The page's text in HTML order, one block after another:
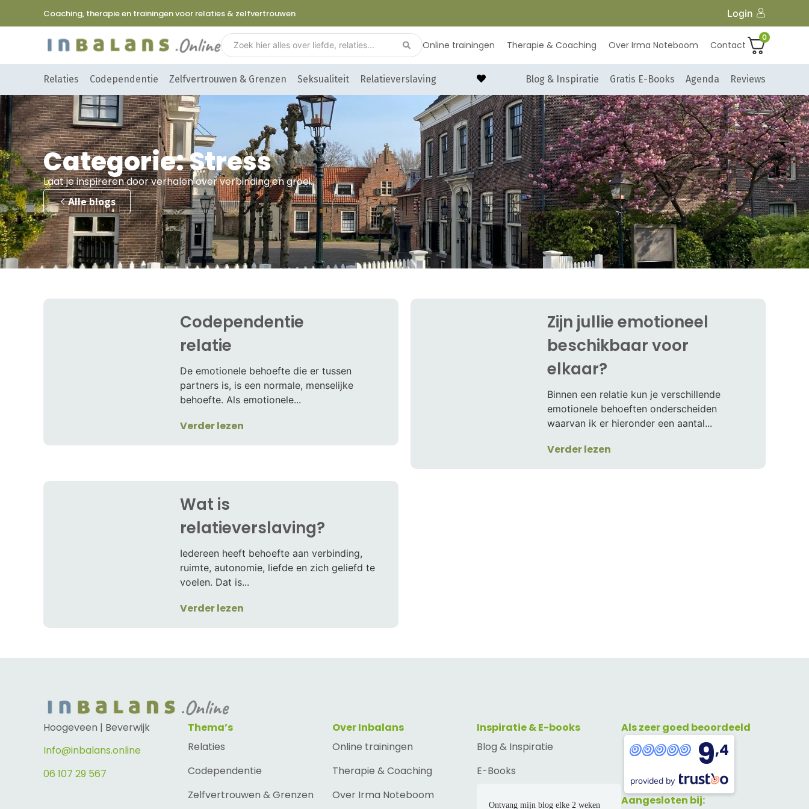
Coaching, therapie en trainingen voor relaties & zelfvertrouwen Login
Online trainingen Therapie & Coaching Over Irma Noteboom Contact
0
Relaties Codependentie Zelfvertrouwen & Grenzen Seksualiteit Relatieverslaving Blog & Inspiratie Gratis E-Books Agenda Reviews
Categorie: Stress
Laat je inspireren door verhalen over verbinding en groei.
Alle blogs
Codependentie
relatie
De emotionele behoefte die er tussen
partners is, is een normale, menselijke
behoefte. Als emotionele...
Verder lezen
Zijn jullie emotioneel
beschikbaar voor
elkaar?
Binnen een relatie kun je verschillende
emotionele behoeften onderscheiden
waarvan ik er hieronder een aantal...
Verder lezen
Wat is
relatieverslaving?
Iedereen heeft behoefte aan verbinding,
ruimte, autonomie, liefde en zich geliefd te
voelen. Dat is...
Verder lezen
Hoogeveen | Beverwijk
Info@inbalans.online
06 107 29 567
Thema’s
Relaties
Codependentie
Zelfvertrouwen & Grenzen
Over Inbalans
Online trainingen
Therapie & Coaching
Over Irma Noteboom
Inspiratie & E-books
Blog & Inspiratie
E-Books
Ontvang mijn blog elke 2 weken
Als zeer goed beoordeeld
9,4
provided by
Aangesloten bij: